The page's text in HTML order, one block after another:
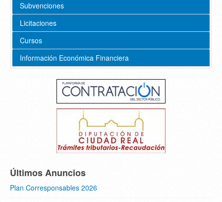
Subvenciones
Licitaciones
Cursos
Información Económica Financiera
Últimos Anuncios
Plan Corresponsables 2026